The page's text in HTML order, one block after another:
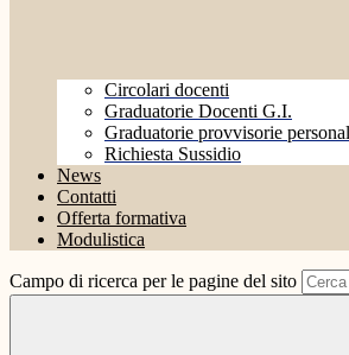
Circolari docenti
Graduatorie Docenti G.I.
Graduatorie provvisorie
Richiesta Sussidio
News
Contatti
Offerta formativa
Modulistica
Campo di ricerca per le pagine del sito